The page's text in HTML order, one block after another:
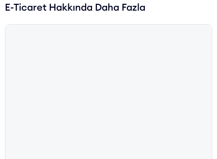
E-Ticaret Hakkında Daha Fazla